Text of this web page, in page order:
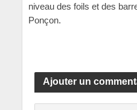
niveau des foils et des
Ponçon.
Ajouter un